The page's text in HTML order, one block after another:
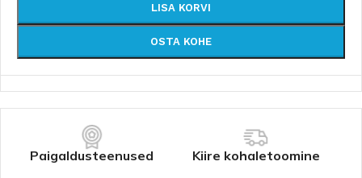
LISA KORVI
OSTA KOHE
Paigaldusteenused Kiire kohaletoomine